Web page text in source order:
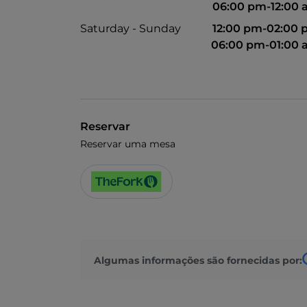
06:00 pm-12:00
Saturday - Sunday
12:00 pm-02:00
06:00 pm-01:00
Reservar
Reservar uma mesa
Algumas informações são fornecidas por: